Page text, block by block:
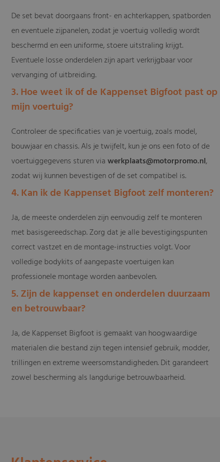
De set bevat doorgaans front- en achterkappen, spatborden
en eventuele zijpanelen, zodat je voertuig volledig wordt
beschermd en een uniforme, stoere uitstraling krijgt.
Eventuele losse onderdelen zijn apart verkrijgbaar voor
vervanging of uitbreiding.
3. Hoe weet ik of de Kappenset Bigfoot past op
mijn voertuig?
Controleer de specificaties van je voertuig, zoals model,
bouwjaar en chassis. Als je twijfelt, kun je ons een foto of de
voertuiggegevens sturen viawerkplaats@motorpromo.nl,
zodat wij kunnen bevestigen of de set compatibel is.
4. Kan ik de Kappenset Bigfoot zelf monteren?
Ja, de meeste onderdelen zijn eenvoudig zelf te monteren
met basisgereedschap. Zorg dat je alle bevestigingspunten
correct vastzet en de montage-instructies volgt. Voor
volledige bodykits of aangepaste voertuigen kan
professionele montage worden aanbevolen.
5. Zijn de kappenset en onderdelen duurzaam
en betrouwbaar?
Ja, de Kappenset Bigfoot is gemaakt van hoogwaardige
materialen die bestand zijn tegen intensief gebruik, modder,
trillingen en extreme weersomstandigheden. Dit garandeert
zowel bescherming als langdurige betrouwbaarheid.